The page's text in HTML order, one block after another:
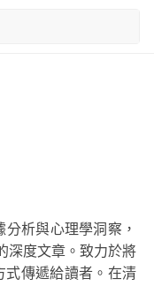
析與心理學洞察，
深度文章。致力於將
式傳遞給讀者。在清